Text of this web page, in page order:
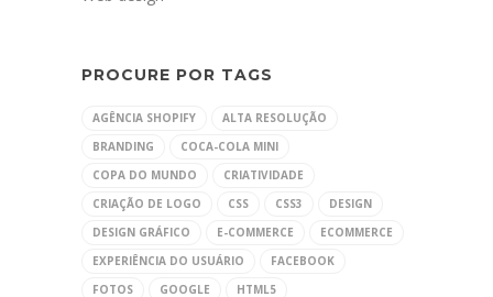
PROCURE POR TAGS
AGÊNCIA SHOPIFY
ALTA RESOLUÇÃO
BRANDING
COCA-COLA MINI
COPA DO MUNDO
CRIATIVIDADE
CRIAÇÃO DE LOGO
CSS CSS3
DESIGN
DESIGN GRÁFICO
E-COMMERCE
ECOMMERCE
EXPERIÊNCIA DO USUÁRIO
FACEBOOK
FOTOS
GOOGLE
HTML5